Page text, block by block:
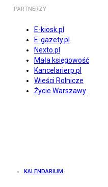
PARTNERZY
E-kiosk.pl
E-gazety.pl
Nexto.pl
Mała księgowość
Kancelarierp.pl
Wieści Rolnicze
Życie Warszawy
KALENDARIUM